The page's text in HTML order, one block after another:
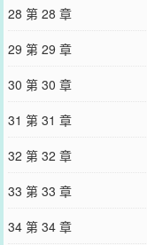
28 第 28 章
29 第 29 章
30 第 30 章
31 第 31 章
32 第 32 章
33 第 33 章
34 第 34 章